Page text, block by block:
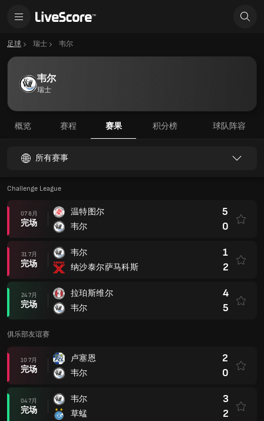
足球 瑞士 韦尔
韦尔
瑞士
概览 赛程 赛果 积分榜 球队阵容
所有赛事
Challenge League
07 8月
完场
温特图尔
韦尔
5
0
31 7月
完场
韦尔
纳沙泰尔萨马科斯
1
2
24 7月
完场
拉珀斯维尔
韦尔
4
5
俱乐部友谊赛
10 7月
完场
卢塞恩
韦尔
2
0
04 7月
完场
韦尔
草蜢
3
2